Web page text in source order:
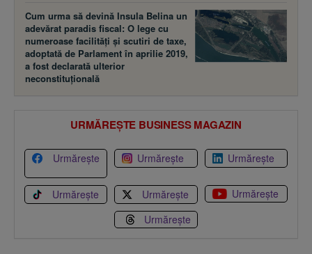
Cum urma să devină Insula Belina un
adevărat paradis fiscal: O lege cu
numeroase facilităţi şi scutiri de taxe,
adoptată de Parlament în aprilie 2019,
a fost declarată ulterior
neconstituţională
URMĂREȘTE BUSINESS MAGAZIN
Urmărește Urmărește Urmărește
Urmărește Urmărește
Urmărește
Urmărește